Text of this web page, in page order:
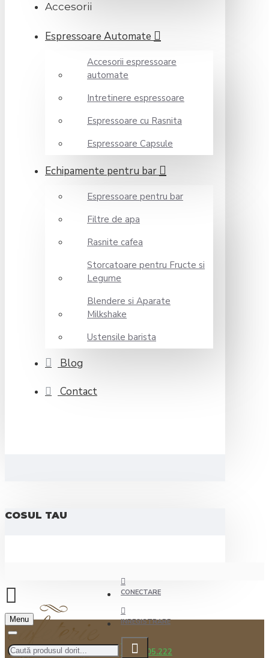
Accesorii
Espressoare Automate
Accesorii espressoare
automate
Intretinere espressoare
Espressoare cu Rasnita
Espressoare Capsule
Echipamente pentru bar
Espressoare pentru bar
Filtre de apa
Rasnite cafea
Storcatoare pentru Fructe si
Legume
Blendere si Aparate
Milkshake
Ustensile barista
Blog
Contact
COSUL TAU
CONECTARE
INREGISTRARE
0722.505.222
Menu